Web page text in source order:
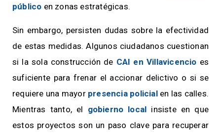
público en zonas estratégicas.
Sin embargo, persisten dudas sobre la efectividad
de estas medidas. Algunos ciudadanos cuestionan
si la sola construcción de CAI en Villavicencio es
suficiente para frenar el accionar delictivo o si se
requiere una mayor presencia policialen las calles.
Mientras tanto, el gobierno local insiste en que
estos proyectos son un paso clave para recuperar